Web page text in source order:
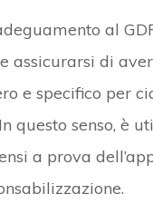
al
assicurarsi di
e specifico per
questo senso, è
a prova